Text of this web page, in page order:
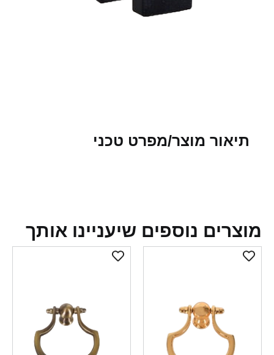
תיאור מוצר/מפרט טכני
נוספים שיעניינו אותך